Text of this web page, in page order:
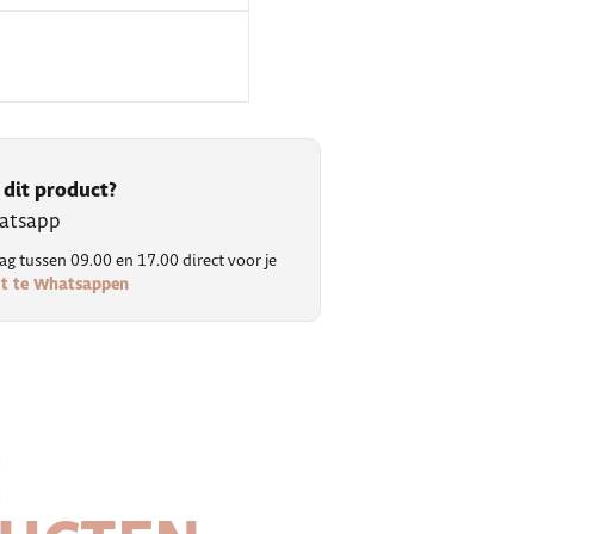
product?
tussen 09.00 en 17.00 direct voor je
te Whatsappen